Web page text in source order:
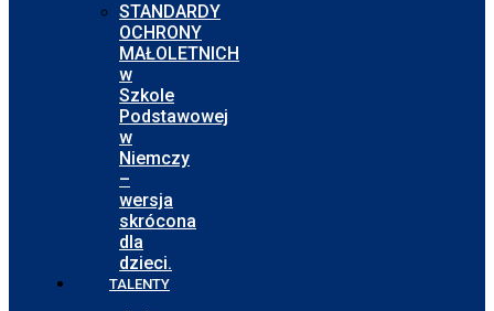
STANDARDY
OCHRONY
MAŁOLETNICH
w
Szkole
Podstawowej
w
Niemczy
–
wersja
skrócona
dla
dzieci.
TALENTY